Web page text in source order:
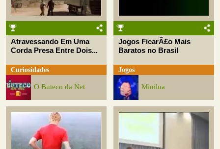
Atravessando Em Uma
Corda Presa Entre Dois...
Curiosidades
O Buteco da Net
Jogos FicarÃ£o Mais
Baratos no Brasil
Jogos
Minilua